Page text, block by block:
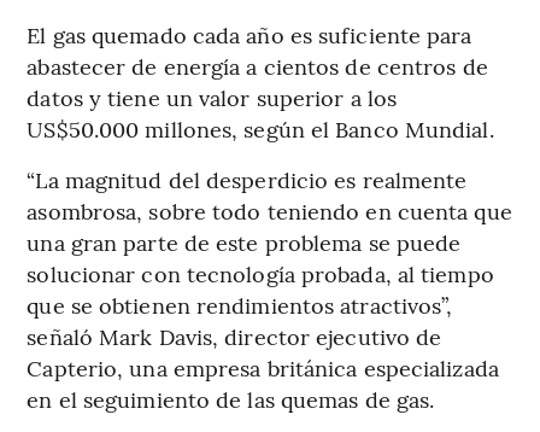
El gas quemado cada año es suficiente para
abastecer de energía a cientos de centros de
datos y tiene un valor superior a los
US$50.000 millones, según el Banco Mundial.
“La magnitud del desperdicio es realmente
asombrosa, sobre todo teniendo en cuenta que
una gran parte de este problema se puede
solucionar con tecnología probada, al tiempo
que se obtienen rendimientos atractivos”,
señaló Mark Davis, director ejecutivo de
Capterio, una empresa británica especializada
en el seguimiento de las quemas de gas.